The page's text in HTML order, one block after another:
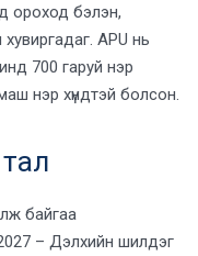
ороход бэлэн,
APU нь
700 гаруй нэр
нэр хүндтэй болсон.
байгаа
– Дэлхийн шилдэг